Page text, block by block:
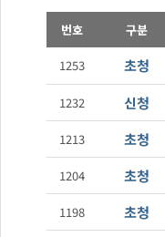
번호 구분
1253 초청
1232 신청
1213 초청
1204 초청
1198 초청